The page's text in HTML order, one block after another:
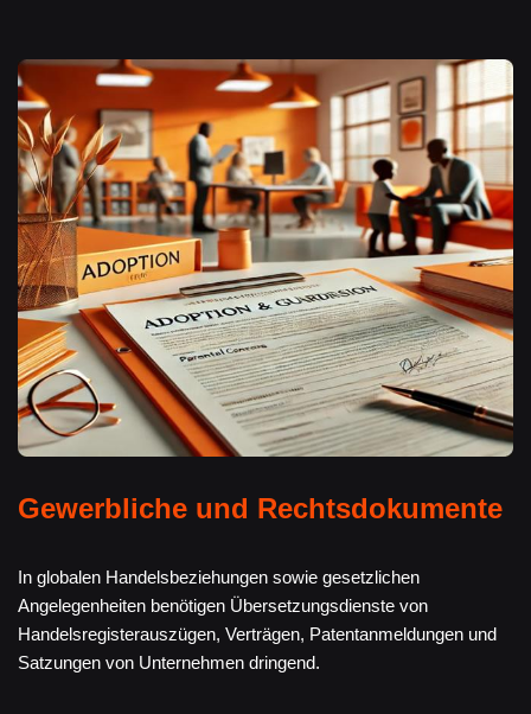
Gewerbliche und Rechtsdokumente
In globalen Handelsbeziehungen sowie gesetzlichen
Angelegenheiten benötigen Übersetzungsdienste von
Handelsregisterauszügen, Verträgen, Patentanmeldungen und
Satzungen von Unternehmen dringend.